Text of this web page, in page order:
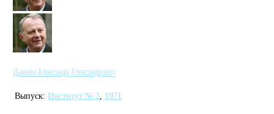
Дынкин Александр Александрович
Выпуск: Институт № 2 1971